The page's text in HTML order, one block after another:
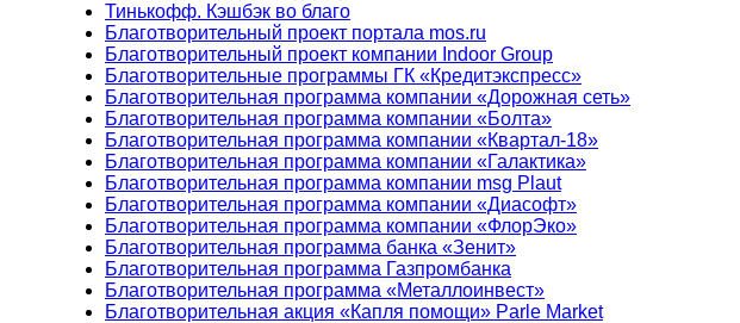
Тинькофф. Кэшбэк во благо
Благотворительный проект портала mos.ru
Благотворительный проект компании Indoor Group
Благотворительные программы ГК «Кредитэкспресс»
Благотворительная программа компании «Дорожная сеть»
Благотворительная программа компании «Болта»
Благотворительная программа компании «Квартал-18»
Благотворительная программа компании «Галактика»
Благотворительная программа компании msg Plaut
Благотворительная программа компании «Диасофт»
Благотворительная программа компании «ФлорЭко»
Благотворительная программа банка «Зенит»
Благотворительная программа Газпромбанка
Благотворительная программа «Металлоинвест»
Благотворительная акция «Капля помощи» Parle Market